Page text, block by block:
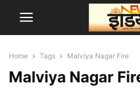
Home Tags Malviya Nagar Fire
Malviya Nagar